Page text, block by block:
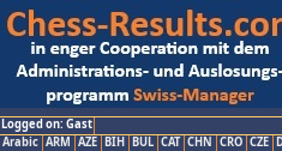
Logged on: Gast
Arabic ARM AZE BIH BUL CAT CHN CRO CZE